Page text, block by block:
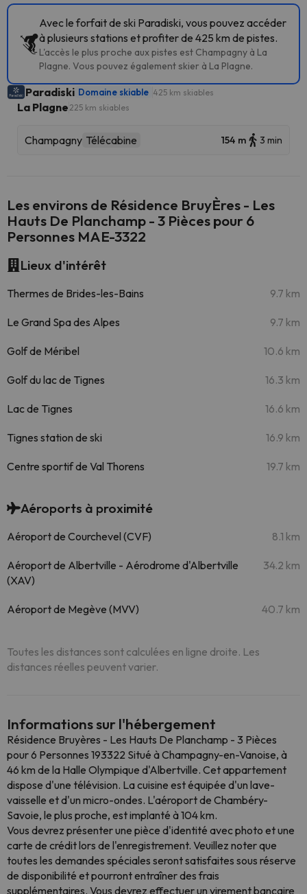
Avec le forfait de ski Paradiski, vous pouvez accéder
à plusieurs stations et profiter de 425 km de pistes.
L'accès le plus proche aux pistes est Champagny à La
Plagne. Vous pouvez également skier à La Plagne.
Paradiski Domaine skiable 425 km skiables
La Plagne 225 km skiables
Champagny Télécabine 154 m 3 min
Les environs de Résidence BruyÈres - Les
Hauts De Planchamp - 3 Pièces pour 6
Personnes MAE-3322
Lieux d'intérêt
Thermes de Brides-les-Bains 9.7 km
Le Grand Spa des Alpes 9.7 km
Golf de Méribel 10.6 km
Golf du lac de Tignes 16.3 km
Lac de Tignes 16.6 km
Tignes station de ski 16.9 km
Centre sportif de Val Thorens 19.7 km
Aéroports à proximité
Aéroport de Courchevel (CVF) 8.1 km
Aéroport de Albertville - Aérodrome d'Albertville
(XAV)
34.2 km
Aéroport de Megève (MVV) 40.7 km
Toutes les distances sont calculées en ligne droite. Les
distances réelles peuvent varier.
Informations sur l'hébergement
Résidence Bruyères - Les Hauts De Planchamp - 3 Pièces
pour 6 Personnes 193322 Situé à Champagny-en-Vanoise, à
46 km de la Halle Olympique d'Albertville. Cet appartement
dispose d'une télévision. La cuisine est équipée d'un lave-
vaisselle et d'un micro-ondes. L'aéroport de Chambéry-
Savoie, le plus proche, est implanté à 104 km.
Vous devrez présenter une pièce d'identité avec photo et une
carte de crédit lors de l'enregistrement. Veuillez noter que
toutes les demandes spéciales seront satisfaites sous réserve
de disponibilité et pourront entraîner des frais
supplémentaires. Vous devrez effectuer un virement bancaire